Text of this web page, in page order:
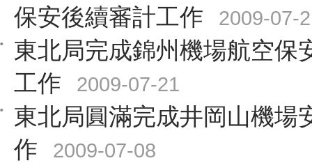
保安後續審計工作
2009-07-
東北局完成錦州機場航空保
工作
2009-07-21
東北局圓滿完成井岡山機場
作
2009-07-08